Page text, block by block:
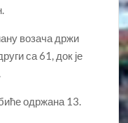
возача држи
са 61, док је
одржана 13.